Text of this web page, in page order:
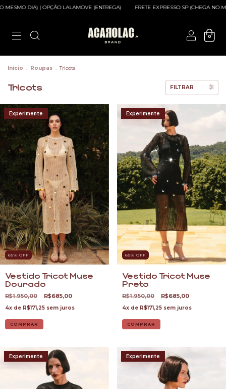
DIA) | OPÇÃO LALAMOVE (ENTREGA) FRETE EXPRESSO SP (CHEGA NO MESMO
0
Início . Roupas . Tricots
Tricots FILTRAR
Experimente
65% OFF
Vestido Tricot Muse
Dourado
R$1.950,00 R$685,00
4x de R$171,25 sem juros
COMPRAR
Experimente
65% OFF
Vestido Tricot Muse
Preto
R$1.950,00 R$685,00
4x de R$171,25sem juros
COMPRAR
Experimente Experimente